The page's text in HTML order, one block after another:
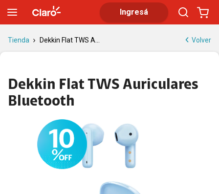
Ingresá
Tienda Dekkin Flat TWS A... Volver
Dekkin Flat TWS Auriculares
Bluetooth
Dekkin Flat TWS Auriculares Bluetooth | Tienda Claro